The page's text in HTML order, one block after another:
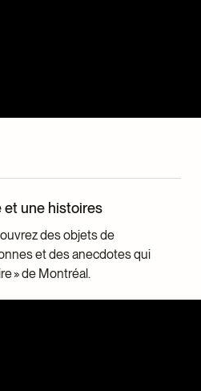
et une histoires
des objets de
et des anecdotes qui
» de Montréal.